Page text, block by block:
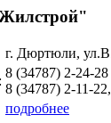
г. Дюртюли,
8 (34787) 2-24-28
8 (34787) 2-11-
подробнее